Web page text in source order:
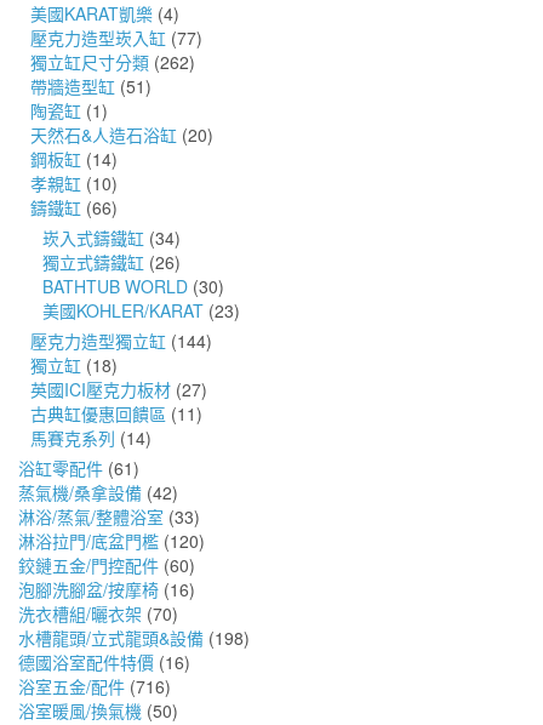
美國KARAT凱樂 (4)
壓克力造型崁入缸 (77)
獨立缸尺寸分類 (262)
帶牆造型缸 (51)
陶瓷缸 (1)
天然石&人造石浴缸 (20)
鋼板缸 (14)
孝親缸 (10)
鑄鐵缸 (66)
崁入式鑄鐵缸 (34)
獨立式鑄鐵缸 (26)
BATHTUB WORLD (30)
美國KOHLER/KARAT (23)
壓克力造型獨立缸 (144)
獨立缸 (18)
英國ICI壓克力板材 (27)
古典缸優惠回饋區 (11)
馬賽克系列 (14)
浴缸零配件 (61)
蒸氣機/桑拿設備 (42)
淋浴/蒸氣/整體浴室 (33)
淋浴拉門/底盆門檻 (120)
鉸鏈五金/門控配件 (60)
泡腳洗腳盆/按摩椅 (16)
洗衣槽組/曬衣架 (70)
水槽龍頭/立式龍頭&設備 (198)
德國浴室配件特價 (16)
浴室五金/配件 (716)
浴室暖風/換氣機 (50)